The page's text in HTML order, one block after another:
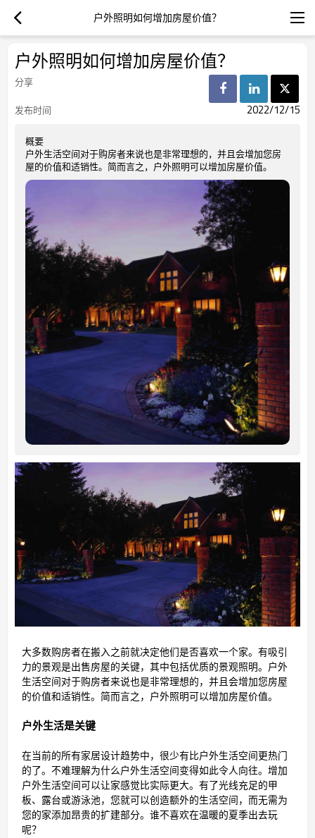
户外照明如何增加房屋价值？
户外照明如何增加房屋价值？
分享
发布时间
2022/12/15
概要
户外生活空间对于购房者来说也是非常理想的，并且会增加您房
屋的价值和适销性。简而言之，户外照明可以增加房屋价值。
大多数购房者在搬入之前就决定他们是否喜欢一个家。有吸引
力的景观是出售房屋的关键，其中包括优质的景观照明。户外
生活空间对于购房者来说也是非常理想的，并且会增加您房屋
的价值和适销性。简而言之，户外照明可以增加房屋价值。
户外生活是关键
在当前的所有家居设计趋势中，很少有比户外生活空间更热门
的了。不难理解为什么户外生活空间变得如此令人向往。增加
户外生活空间可以让家感觉比实际更大。有了光线充足的甲
板、露台或游泳池，您就可以创造额外的生活空间，而无需为
您的家添加昂贵的扩建部分。谁不喜欢在温暖的夏季出去玩
呢？